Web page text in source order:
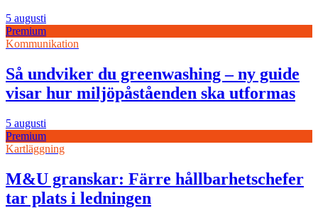
5 augusti
Premium
Kommunikation
Så undviker du greenwashing – ny guide
visar hur miljöpåståenden ska utformas
5 augusti
Premium
Kartläggning
M&U granskar: Färre hållbarhetschefer
tar plats i ledningen